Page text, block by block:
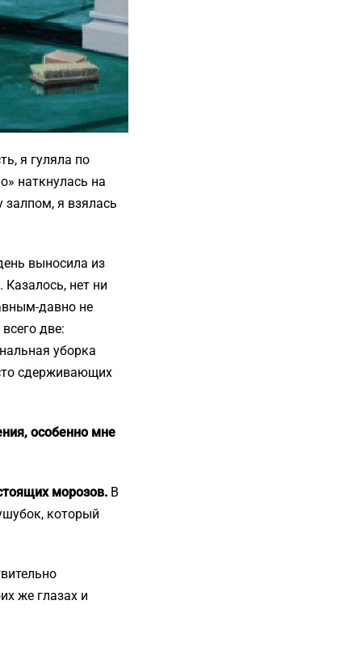
я гуляла по
наткнулась на
залпом, я взялась
выносила из
нет ни
давно не
две:
уборка
сдерживающих
особенно мне
морозов. В
который
же глазах и